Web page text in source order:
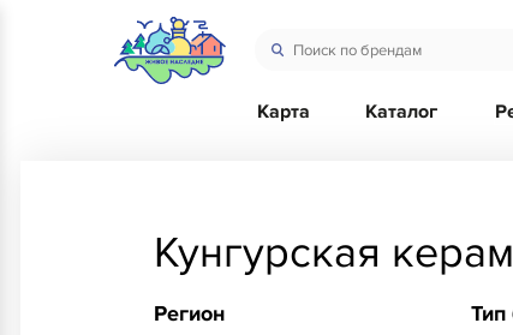
Карта Каталог
Кунгурская
Регион Тип